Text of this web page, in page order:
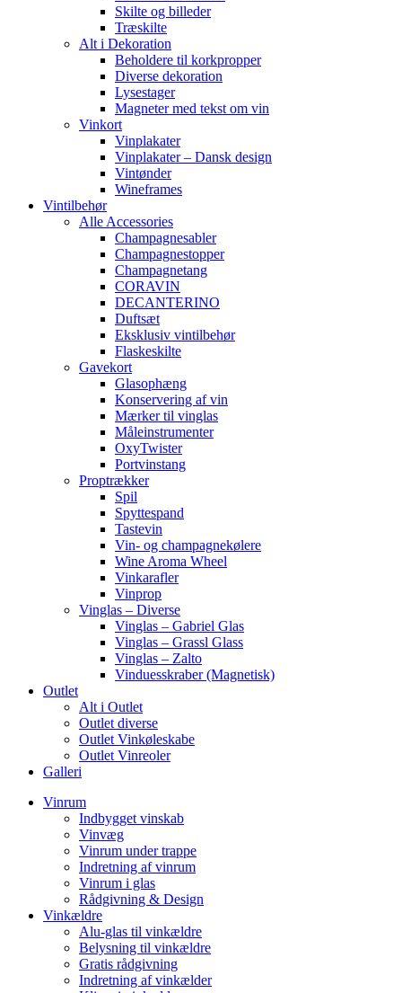
Skilte og billeder
Træskilte
Alt i Dekoration
Beholdere til korkpropper
Diverse dekoration
Lysestager
Magneter med tekst om vin
Vinkort
Vinplakater
Vinplakater – Dansk design
Vintønder
Wineframes
Vintilbehør
Alle Accessories
Champagnesabler
Champagnestopper
Champagnetang
CORAVIN
DECANTERINO
Duftsæt
Eksklusiv vintilbehør
Flaskeskilte
Gavekort
Glasophæng
Konservering af vin
Mærker til vinglas
Måleinstrumenter
OxyTwister
Portvinstang
Proptrækker
Spil
Spyttespand
Tastevin
Vin- og champagnekølere
Wine Aroma Wheel
Vinkarafler
Vinprop
Vinglas – Diverse
Vinglas – Gabriel Glas
Vinglas – Grassl Glass
Vinglas – Zalto
Vinduesskraber (Magnetisk)
Outlet
Alt i Outlet
Outlet diverse
Outlet Vinkøleskabe
Outlet Vinreoler
Galleri
Vinrum
Indbygget vinskab
Vinvæg
Vinrum under trappe
Indretning af vinrum
Vinrum i glas
Rådgivning & Design
Vinkældre
Alu-glas til vinkældre
Belysning til vinkældre
Gratis rådgivning
Indretning af vinkælder